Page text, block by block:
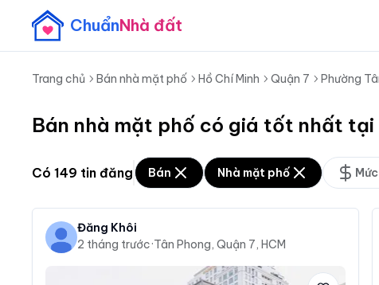
ChuẩnNhà đất
Trang chủ Bán nhà mặt phố Hồ Chí Minh Quận 7 Phường
Bán nhà mặt phố có giá tốt nhất tại
Có 149 tin đăng Bán Nhà mặt phố
Đăng Khôi
2 tháng trước·Tân Phong, Quận 7, HCM